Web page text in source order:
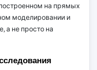
на прямых
моделировании и
а не просто на